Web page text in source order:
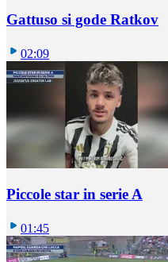
Gattuso si gode Ratkov
02:09
Piccole star in serie A
01:45